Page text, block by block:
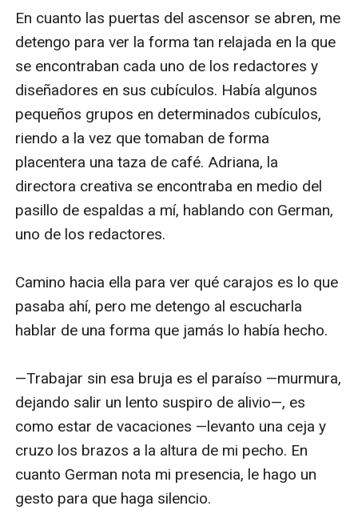
En cuanto las puertas del ascensor se abren, me
detengo para ver la forma tan relajada en la que
se encontraban cada uno de los redactores y
diseñadores en sus cubículos. Había algunos
pequeños grupos en determinados cubículos,
riendo a la vez que tomaban de forma
placentera una taza de café. Adriana, la
directora creativa se encontraba en medio del
pasillo de espaldas a mí, hablando con German,
uno de los redactores.
Camino hacia ella para ver qué carajos es lo que
pasaba ahí, pero me detengo al escucharla
hablar de una forma que jamás lo había hecho.
—Trabajar sin esa bruja es el paraíso —murmura,
dejando salir un lento suspiro de alivio—, es
como estar de vacaciones —levanto una ceja y
cruzo los brazos a la altura de mi pecho. En
cuanto German nota mi presencia, le hago un
gesto para que haga silencio.